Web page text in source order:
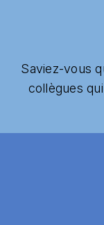
Saviez-vous
collègues